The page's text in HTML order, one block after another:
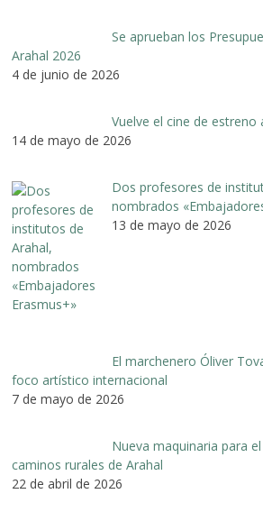
Se aprueban los
Arahal 2026
4 de junio de 2026
Vuelve el cine de estreno
14 de mayo de 2026
Dos profesores de
nombrados
13 de mayo de 2026
El marchenero Óliver
foco artístico internacional
7 de mayo de 2026
Nueva maquinaria para
caminos rurales de Arahal
22 de abril de 2026